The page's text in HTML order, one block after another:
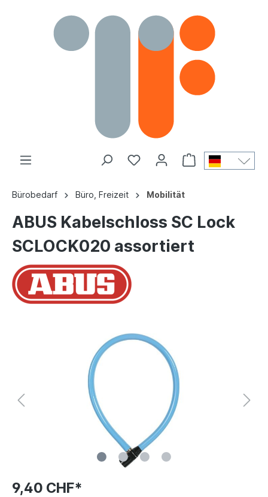
Bürobedarf Büro, Freizeit Mobilität
ABUS Kabelschloss SC Lock
SCLOCK020 assortiert
9,40 CHF*